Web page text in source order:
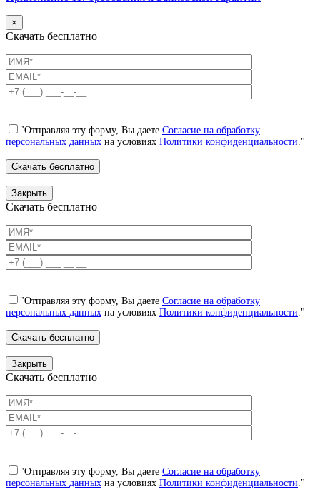
×
Скачать бесплатно
"Отправляя эту форму, Вы даете Согласие на обработку
персональных данных на условиях Политики конфиденциальности ."
Закрыть
Скачать бесплатно
"Отправляя эту форму, Вы даете Согласие на обработку
персональных данных на условиях Политики конфиденциальности ."
Закрыть
Скачать бесплатно
"Отправляя эту форму, Вы даете Согласие на обработку
персональных данных на условиях Политики конфиденциальности ."